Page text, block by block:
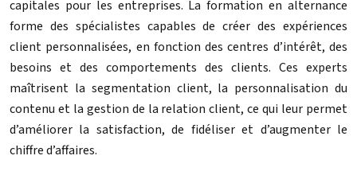
capitales pour les entreprises. La formation en alternance
forme des spécialistes capables de créer des expériences
client personnalisées, en fonction des centres d’intérêt, des
besoins et des comportements des clients. Ces experts
maîtrisent la segmentation client, la personnalisation du
contenu et la gestion de la relation client, ce qui leur permet
d’améliorer la satisfaction, de fidéliser et d’augmenter le
chiffre d’affaires.